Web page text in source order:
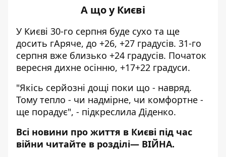
А що у Києві
У Києві 30-го серпня буде сухо та ще
досить гАряче, до +26, +27 градусів. 31-го
серпня вже близько +24 градусів. Початок
вересня дихне осінню, +17+22 градуси.
"Якісь серйозні дощі поки що - навряд.
Тому тепло - чи надмірне, чи комфортне -
ще порадує", - підкреслила Діденко.
Всі новини про життя в Києві під час
війни читайте в розділі— ВІЙНА.